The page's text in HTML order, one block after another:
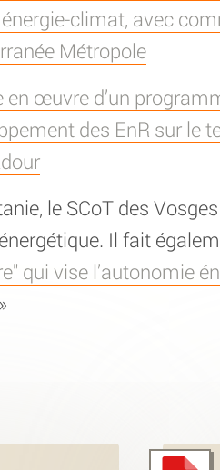
climat, avec
Métropole
en œuvre d’un
des EnR sur le
le SCoT des
Il fait
qui vise l’autonomie
»